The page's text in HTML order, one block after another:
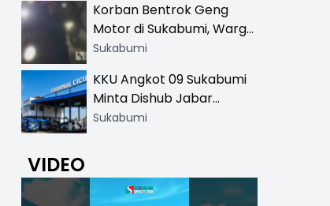
Korban Bentrok Geng
Motor di Sukabumi, Warga
dan Sopir Tangki
Sukabumi
KKU Angkot 09 Sukabumi
Minta Dishub Jabar
Tertibkan Trayek Ciawi-
Sukabumi
VIDEO